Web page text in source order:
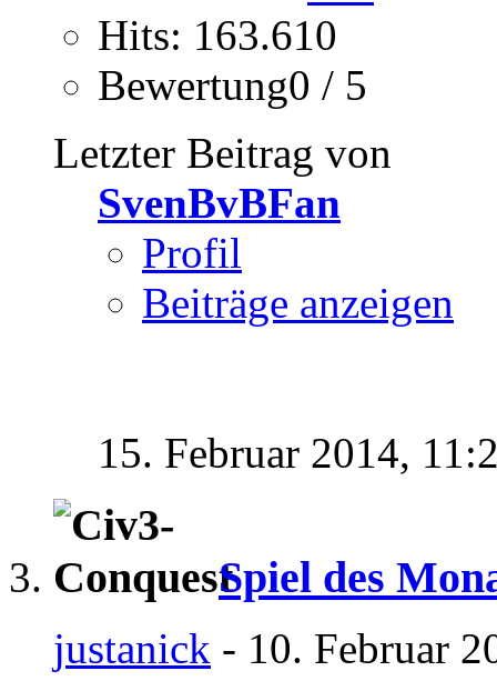
Hits: 163.610
Bewertung0 / 5
Letzter Beitrag von
SvenBvBFan
Profil
Beiträge anzeigen
15. Februar 2014,
Spiel des
justanick - 10. Februar